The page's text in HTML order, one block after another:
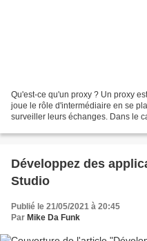
Qu'est-ce qu'un proxy ? Un proxy
joue le rôle d'intermédiaire en se
surveiller leurs échanges. Dans le
Développez des
Studio
Publié le 21/05/2021 à 20:45
Par Mike Da Funk